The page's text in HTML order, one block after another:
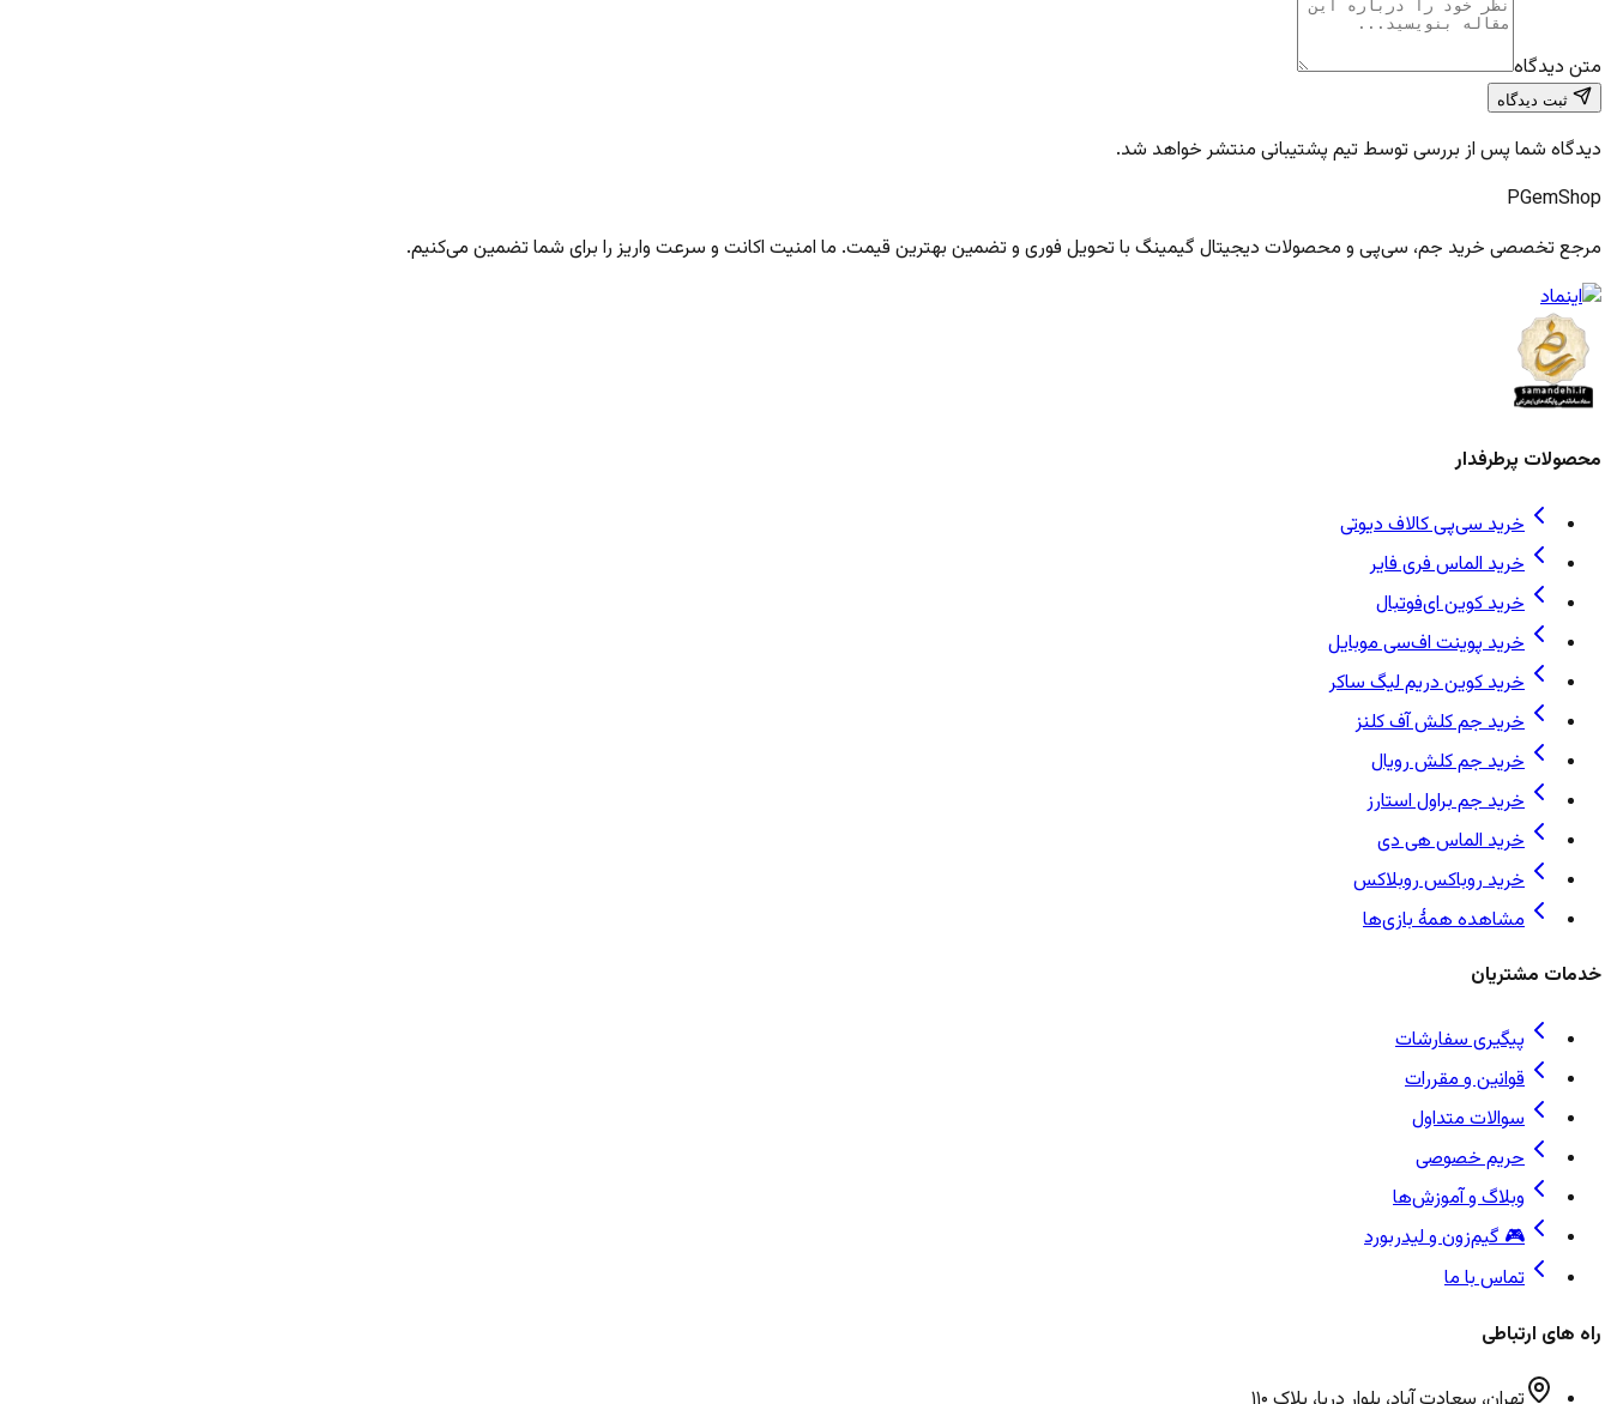
متن دیدگاه
ثبت دیدگاه
دیدگاه شما پس از بررسی توسط تیم پشتیبانی منتشر خواهد شد.
PGemShop
مرجع تخصصی خرید جم، سی‌پی و محصولات دیجیتال گیمینگ با تحویل فوری و تضمین بهترین قیمت. ما امنیت اکانت و سرعت واریز را برای شما تضمین می‌کنیم.
محصولات پرطرفدار
خرید سی‌پی کالاف دیوتی
خرید الماس فری فایر
خرید کوین ای‌فوتبال
خرید پوینت اف‌سی موبایل
خرید کوین دریم لیگ ساکر
خرید جم کلش آف کلنز
خرید جم کلش رویال
خرید جم براول استارز
خرید الماس هی دی
خرید روباکس روبلاکس
مشاهده همهٔ بازی‌ها
خدمات مشتریان
پیگیری سفارشات
قوانین و مقررات
سوالات متداول
حریم خصوصی
وبلاگ و آموزش‌ها
🎮 گیم‌زون و لیدربورد
تماس با ما
راه های ارتباطی